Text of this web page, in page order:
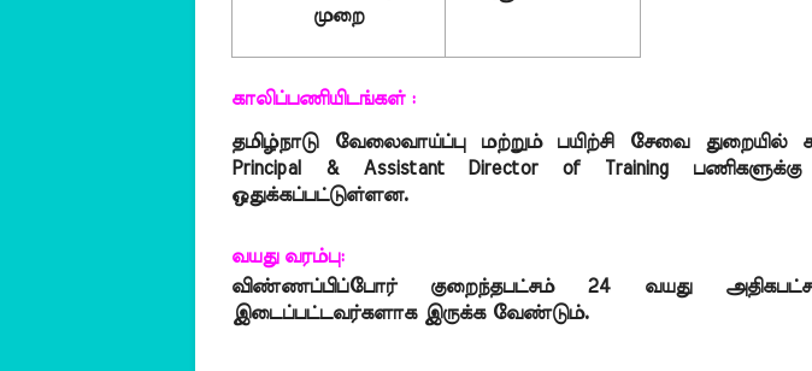
முறை
காலிப்பணியிடங்கள் :
தமிழ்நாடு வேலைவாய்ப்பு மற்றும் பயிற்சி சேவை துறையில்
Principal & Assistant Director of Training
ஒதுக்கப்பட்டுள்ளன.
வயது வரம்பு:
விண்ணப்பிப்போர் குறைந்தபட்சம் 24 வயது
இடைப்பட்டவர்களாக இருக்க வேண்டும்.